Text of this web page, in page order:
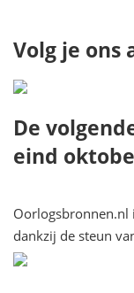
Volg je ons
De
eind
Oorlogsbronnen.nl
dankzij de steun